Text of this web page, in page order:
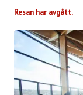
Resan har avgått.